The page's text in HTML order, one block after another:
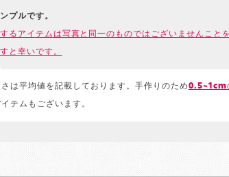
プルです。
るアイテムは写真と同一のものではございませんこと
と幸いです。
は平均値を記載しております。手作りのため0.5~1cm
テムもございます。